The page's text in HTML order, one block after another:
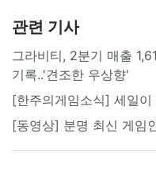
관련 기사
그라비티, 2분기 매출
기록..'견조한 우상향'
[한주의게임소식] 세일
[동영상] 분명 최신 게임